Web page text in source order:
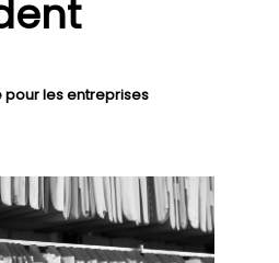
pour les entreprises